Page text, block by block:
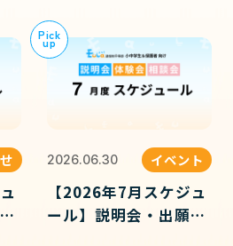
2026.06.30 イベント
【2026年7月スケジュ
ール】説明会・出願締
Pick
up